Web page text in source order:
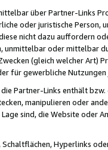
über Partner-Links
oder juristische
nicht dazu auffordern
unmittelbar oder mittelbar
(gleich welcher Art)
für gewerbliche
die Partner-Links enthält
manipulieren oder
sind, die Website oder
Hyperlinks